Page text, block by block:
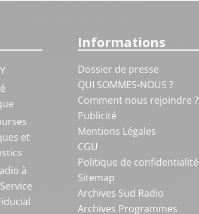
et
à
Informations
Dossier de presse
QUI SOMMES-NOUS ?
Comment nous rejoindre ?
Publicité
Mentions Légales
CGU
Politique de confidentialité
Sitemap
Archives Sud Radio
Archives Programmes